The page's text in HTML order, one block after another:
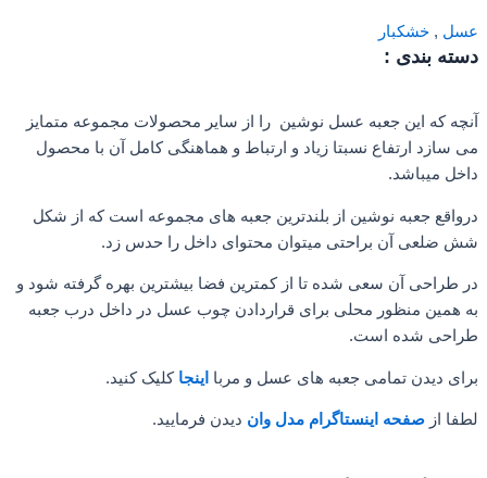
عسل , خشکبار
دسته بندی :
آنچه که این جعبه عسل نوشین را از سایر محصولات مجموعه متمایز
می سازد ارتفاع نسبتا زیاد و ارتباط و هماهنگی کامل آن با محصول
داخل میباشد.
درواقع جعبه نوشین از بلندترین جعبه های مجموعه است که از شکل
شش ضلعی آن براحتی میتوان محتوای داخل را حدس زد.
در طراحی آن سعی شده تا از کمترین فضا بیشترین بهره گرفته شود و
به همین منظور محلی برای قراردادن چوب عسل در داخل درب جعبه
طراحی شده است.
برای دیدن تمامی جعبه های عسل و مربا اینجا کلیک کنید.
لطفا از صفحه اینستاگرام مدل وان دیدن فرمایید.